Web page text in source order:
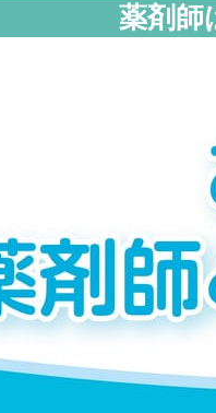
薬剤師